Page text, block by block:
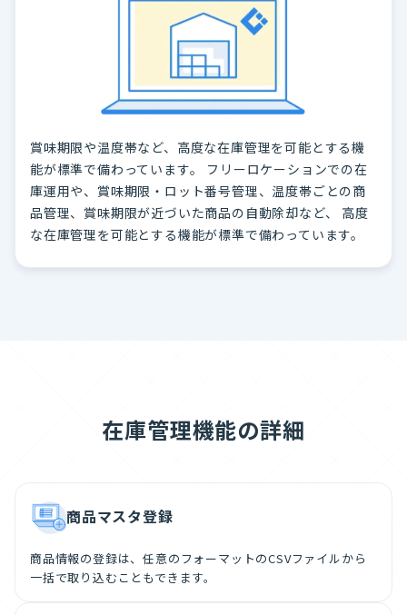
賞味期限や温度帯など、高度な在庫管理を可能とする機
能が標準で備わっています。 フリーロケーションでの在
庫運用や、賞味期限・ロット番号管理、温度帯ごとの商
品管理、賞味期限が近づいた商品の自動除却など、 高度
な在庫管理を可能とする機能が標準で備わっています。
在庫管理機能の詳細
商品マスタ登録
商品情報の登録は、任意のフォーマットのCSVファイルから
一括で取り込むこともできます。